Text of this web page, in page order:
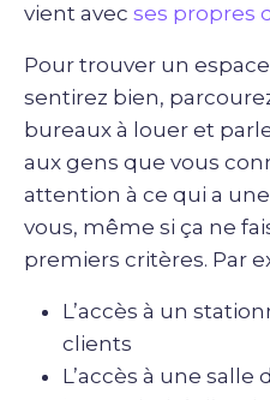
vient avec ses propres
Pour trouver un
sentirez bien,
bureaux à louer et
aux gens que vous
attention à ce qui a
vous, même si ça ne
premiers critères. Par
L’accès à un
clients
L’accès à une salle